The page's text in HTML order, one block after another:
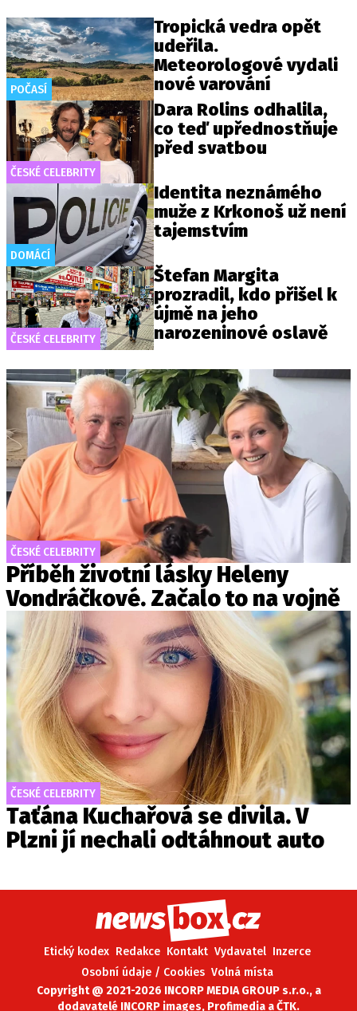
POČASÍ
Tropická vedra opět
udeřila.
Meteorologové vydali
nové varování
ČESKÉ CELEBRITY
Dara Rolins odhalila,
co teď upřednostňuje
před svatbou
DOMÁCÍ
Identita neznámého
muže z Krkonoš už není
tajemstvím
ČESKÉ CELEBRITY
Štefan Margita
prozradil, kdo přišel k
újmě na jeho
narozeninové oslavě
ČESKÉ CELEBRITY
Příběh životní lásky Heleny
Vondráčkové. Začalo to na vojně
ČESKÉ CELEBRITY
Taťána Kuchařová se divila. V
Plzni jí nechali odtáhnout auto
Etický kodex Redakce Kontakt Vydavatel Inzerce
Osobní údaje / Cookies Volná místa
Copyright @ 2021-2026 INCORP MEDIA GROUP s.r.o., a
dodavatelé INCORP images, Profimedia a ČTK.